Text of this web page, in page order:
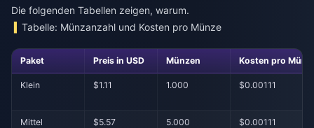
Die folgenden Tabellen zeigen, warum.
Tabelle: Münzanzahl und Kosten pro Münze
Paket Preis in USD Münzen Kosten pro
Klein $1.11 1.000 $0.00111
Mittel $5.57 5.000 $0.00111